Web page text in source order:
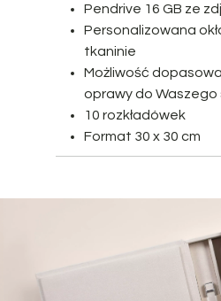
Pendrive 16 GB ze
Personalizowana
tkaninie
Możliwość
oprawy do Waszego
10 rozkładówek
Format 30 x 30 cm